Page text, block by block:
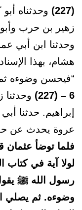
(227)
وحدثناه
زهير بن حرب
وحدثنا ابن أبي
هشام، بهذا
“فيحسن وضوءه
6 – (227)
إبراهيم. حدثنا
عروة يحدث عن
فلما توضأ عثمان
لولا آية في
رسول الله ﷺ
وضوءه. ثم يصلي